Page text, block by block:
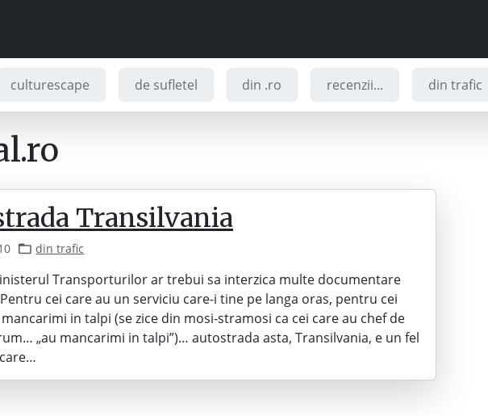
culturescape de sufletel din .ro recenzii... din trafic
Transilvania
din trafic
Transporturilor ar trebui sa interzica multe documentare
cei care au un serviciu care-i tine pe langa oras, pentru cei
in talpi (se zice din mosi-stramosi ca cei care au chef de
„au mancarimi in talpi”)… autostrada asta, Transilvania, e un fel